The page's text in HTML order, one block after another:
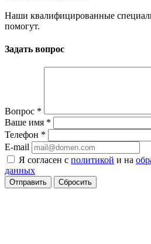
Наши квалифицированные
помогут.
Задать вопрос
Вопрос *
Ваше имя *
Телефон *
E-mail
Я согласен с политикой и на
данных
Сбросить